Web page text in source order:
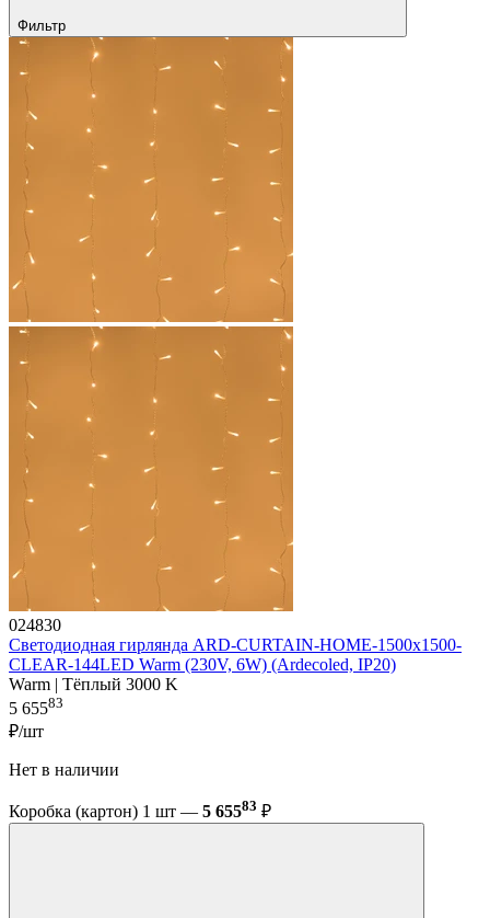
Фильтр
024830
Светодиодная гирлянда ARD-CURTAIN-HOME-1500x1500-
CLEAR-144LED Warm (230V, 6W) (Ardecoled, IP20)
Warm | Тёплый 3000 K
5 65583
₽/шт
Нет в наличии
Коробка (картон) 1 шт — 5 65583 ₽